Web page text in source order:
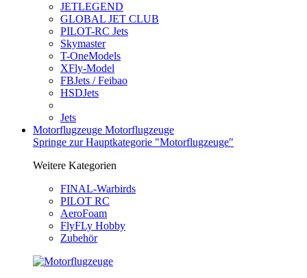
JETLEGEND
GLOBAL JET CLUB
PILOT-RC Jets
Skymaster
T-OneModels
XFly-Model
FBJets / Feibao
HSDJets
Jets
Motorflugzeuge Motorflugzeuge
Springe zur Hauptkategorie "Motorflugzeuge"
Weitere Kategorien
FINAL-Warbirds
PILOT RC
AeroFoam
FlyFLy Hobby
Zubehör